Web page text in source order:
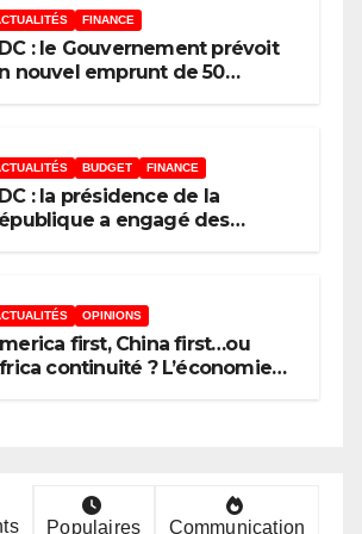
mortFINANCE
: le Gouvernement prévoit
nouvel emprunt de 50
BUDGET FINANCE
: la présidence de la
a engagé des
OPINIONS
first, China first…ou
continuité ? L’économie
Populaires Communication